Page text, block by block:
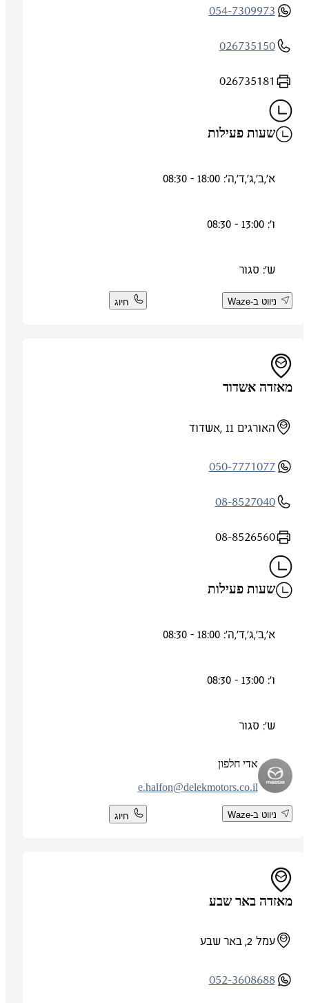
054-7309973
026735150
026735181
שעות פעילות
א',ב',ג',ד',ה': 18:00 - 08:30
ש': סגור
ניווט ב-Waze חיוג
מאזדה אשדוד
האורגים 11 ,אשדוד
050-7771077
08-8527040
08-8526560
שעות פעילות
א',ב',ג',ד',ה': 18:00 - 08:30
ש': סגור
אדי חלפון
e.halfon@delekmotors.co.il
ניווט ב-Waze חיוג
מאזדה באר שבע
עמל 2, באר שבע
052-3608688